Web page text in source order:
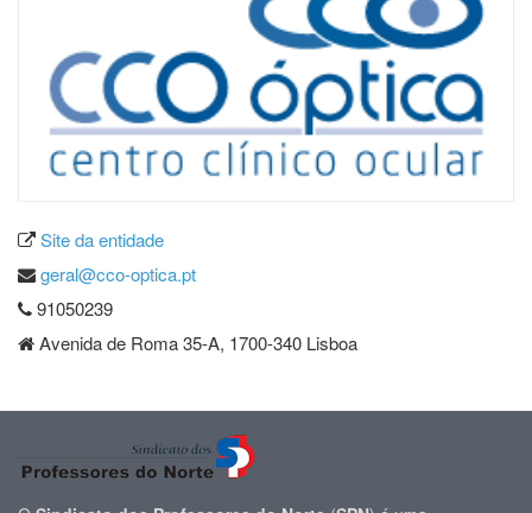
Site da entidade
geral@cco-optica.pt
91050239
Avenida de Roma 35-A, 1700-340 Lisboa